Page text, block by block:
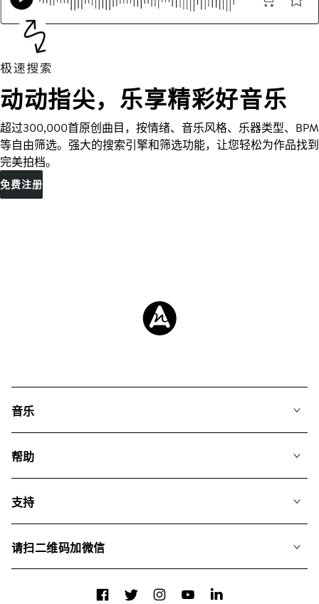
动动指尖，乐享精彩好音乐
超过300,000首原创曲目，按情绪、音乐风格、乐器类型、BPM
等自由筛选。强大的搜索引擎和筛选功能，让您轻松为作品找到
完美拍档。
免费注册
音乐
搜索
专辑
帮助
我们如何运用AI
支持
关于我们
请扫二维码加微信
FacebookTwitterInstagramYouTubeLinkedIn